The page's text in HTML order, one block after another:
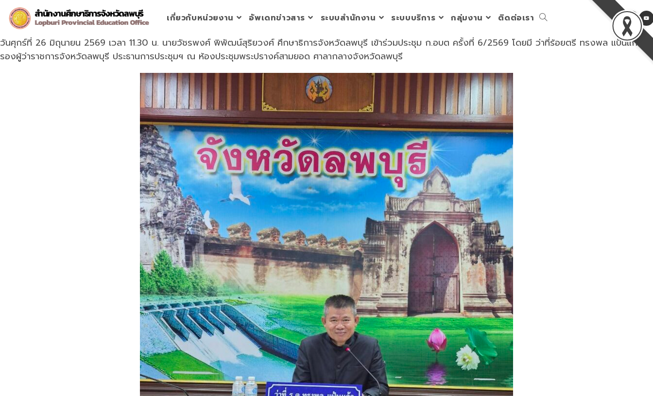
content
เกี่ยวกับหน่วยงาน อัพเดทข่าวสาร ระบบสำนักงาน ระบบบริการ กลุ่มงาน ติดต่อเรา Toggle
วันศุกร์ที่ 26 มิถุนายน 2569 เวลา 11.30 น. นายวัชรพงศ์ พิพัฒน์สุริยวงศ์ ศึกษาธิการจังหวัดลพบุรี เข้าร่วมประชุม ก.อบต ครั้งที่ 6/2569 โดยมี ว่าที่ร้อยตรี ทรงพล แป้นแก้ว
รองผู้ว่าราชการจังหวัดลพบุรี ประธานการประชุมฯ ณ ห้องประชุมพระปรางค์สามยอด ศาลากลางจังหวัดลพบุรี